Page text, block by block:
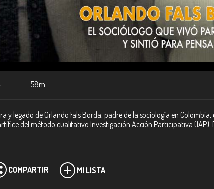
58m
y legado de Orlando Fals Borda, padre de la sociología en Colombia,
del método cualitativo Investigación Acción Participativa (IAP).
COMPARTIR MI LISTA